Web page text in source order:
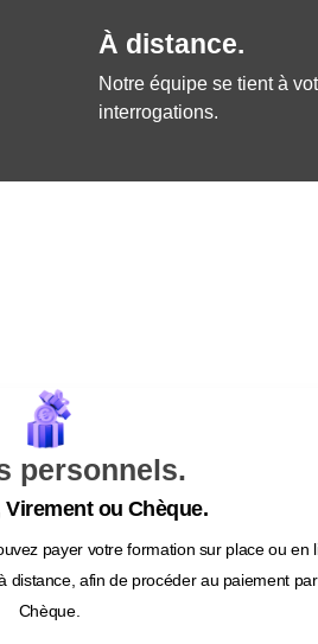
À distance.
Notre équipe se tient à
interrogations.
personnels.
Virement ou Chèque.
payer votre formation sur place ou en
afin de procéder au paiement
Chèque.